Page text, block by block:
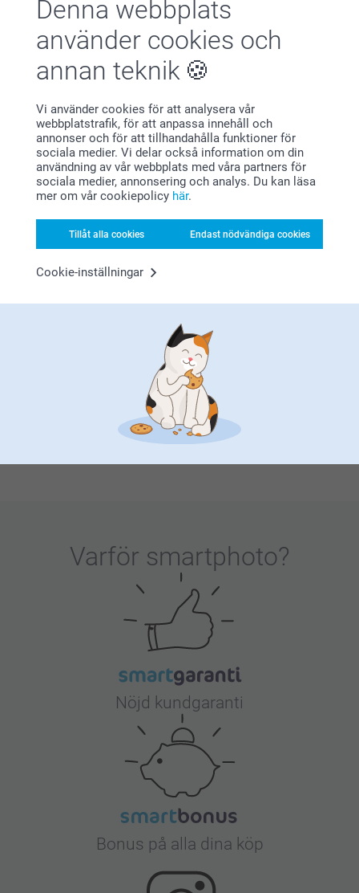
Denna webbplats
använder cookies och
annan teknik
Vi använder cookies för att analysera vår
webbplatstrafik, för att anpassa innehåll och
annonser och för att tillhandahålla funktioner för
sociala medier. Vi delar också information om din
användning av vår webbplats med våra partners för
sociala medier, annonsering och analys. Du kan läsa
mer om vår cookiepolicy här.
Tillåt alla cookies Endast nödvändiga cookies
Cookie-inställningar
Ok produkt för pengarna, men trycket syntes dåligt så inte
helt nöjd och bakgrundsfärgen jag valde var mycket
mörkare än på bilden när jag gjorde den. Annars nöjd.
Margareta,
2024-01-08
Helt perfekt för mitt skrivbord.
Visa mer
Relaterade produkter
6 varianter 4 varianter
(174 omdömen)
Supremebilder Variabel
4 varianter
Från 1,19
(1022 omdömen)
Varför smartphoto?
Nöjd kundgaranti
Bonus på alla dina köp